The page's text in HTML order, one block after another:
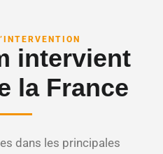
intervient
la France
dans les principales